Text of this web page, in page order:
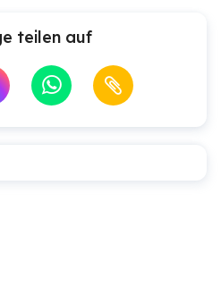
teilen auf